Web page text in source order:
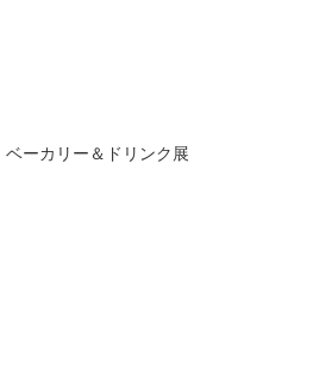
ーカリー＆ドリンク展